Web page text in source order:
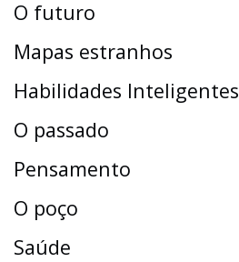
O futuro
Mapas estranhos
Habilidades Inteligentes
O passado
Pensamento
O poço
Saúde